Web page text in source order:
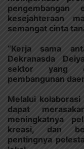
pengembangan
kesejahteraan
semangat cinta
“Kerja sama
Dekranasda
sektor yang
pembangunan
Melalui kolaborasi
dapat
meningkatnya
kreasi, dan
pentingnya